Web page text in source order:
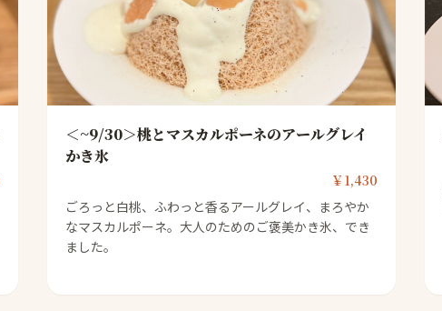
＜~9/30＞桃とマスカルポーネのアールグレイ
かき氷
￥1,430
ごろっと白桃、ふわっと香るアールグレイ、まろやか
なマスカルポーネ。大人のためのご褒美かき氷、でき
ました。